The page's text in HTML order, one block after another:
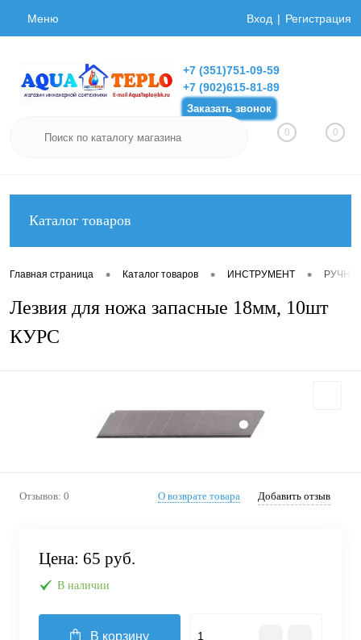
Меню Вход Регистрация
+7 (351)751-09-59
+7 (902)615-81-89
Заказать звонок
0 0
Каталог товаров
Главная страница • Каталог товаров • ИНСТРУМЕНТ •
Лезвия для ножа запасные 18мм, 10шт
КУРС
Отзывов: 0 О возврате товара Добавить отзыв
Цена: 65 руб.
В наличии
В корзину